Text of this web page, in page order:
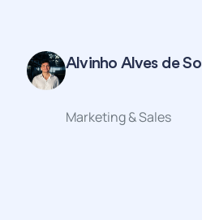
Alvinho Alves de
Marketing & Sales